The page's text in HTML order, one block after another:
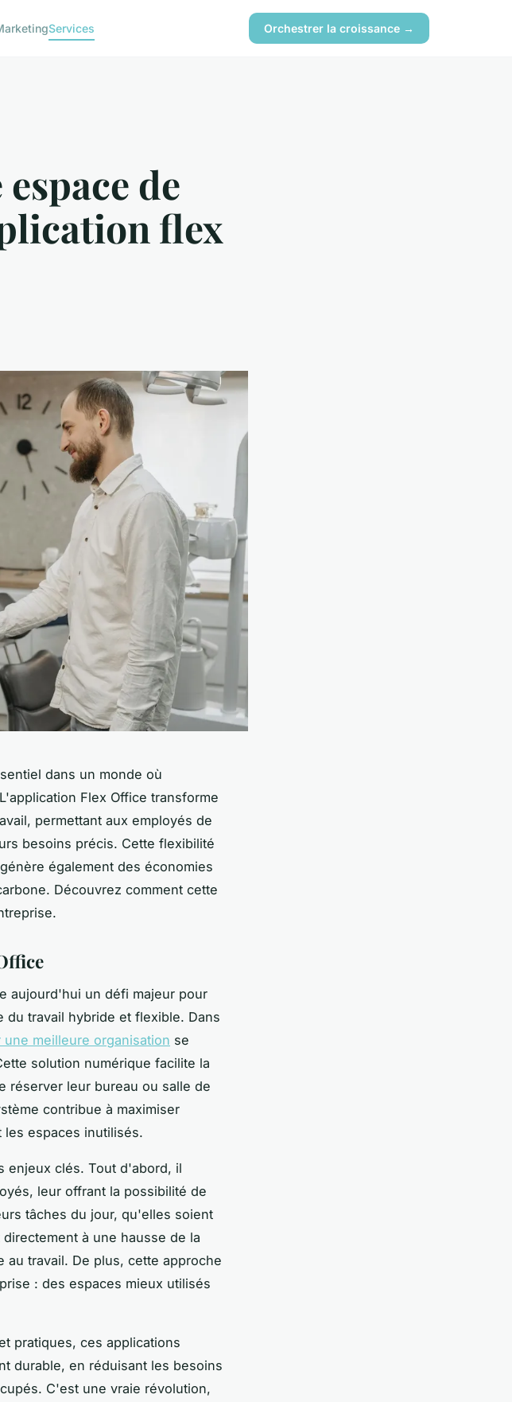
Services Orchestrer la croissance →
de
flex
dans un monde où
Flex Office transforme
permettant aux employés de
besoins précis. Cette flexibilité
également des économies
Découvrez comment cette
aujourd'hui un défi majeur pour
du travail hybride et flexible. Dans
meilleure organisation se
solution numérique facilite la
réserver leur bureau ou salle de
contribue à maximiser
les espaces inutilisés.
enjeux clés. Tout d'abord, il
leur offrant la possibilité de
tâches du jour, qu'elles soient
à une hausse de la
travail. De plus, cette approche
: des espaces mieux utilisés
pratiques, ces applications
durable, en réduisant les besoins
C'est une vraie révolution,